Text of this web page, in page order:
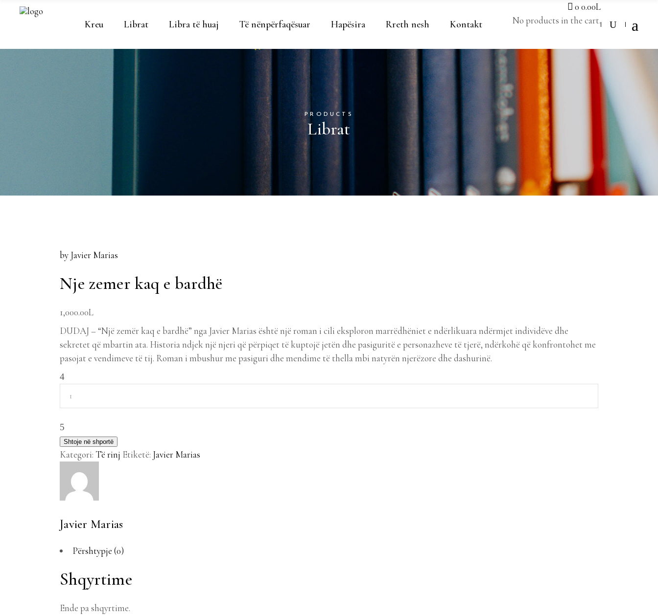
Kreu Librat Libra të huaj Të nënpërfaqësuar Hapësira Rreth nesh Kontakt
0 0.00L
No products in the cart.
PRODUCTS
Librat
by Javier Marias
Nje zemer kaq e bardhë
1,000.00L
DUDAJ – “Një zemër kaq e bardhë” nga Javier Marias është një roman i cili eksploron marrëdhëniet e ndërlikuara ndërmjet individëve dhe
sekretet që mbartin ata. Historia ndjek një njeri që përpiqet të kuptojë jetën dhe pasiguritë e personazheve të tjerë, ndërkohë që konfrontohet me
pasojat e vendimeve të tij. Roman i mbushur me pasiguri dhe mendime të thella mbi natyrën njerëzore dhe dashurinë.
Nje
bardhë
quantity
Shtoje në shportë
Kategori: Të rinj Etiketë: Javier Marias
Javier Marias
Përshtypje (0)
Shqyrtime
Ende pa shqyrtime.